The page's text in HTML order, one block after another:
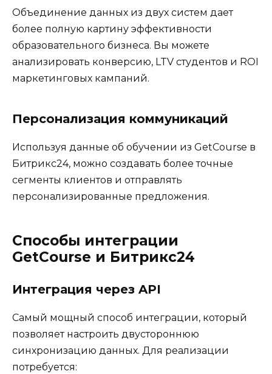
Объединение данных из двух систем дает
более полную картину эффективности
образовательного бизнеса. Вы можете
анализировать конверсию, LTV студентов и ROI
маркетинговых кампаний.
Персонализация коммуникаций
Используя данные об обучении из GetCourse в
Битрикс24, можно создавать более точные
сегменты клиентов и отправлять
персонализированные предложения.
Способы интеграции
GetCourse и Битрикс24
Интеграция через API
Самый мощный способ интеграции, который
позволяет настроить двустороннюю
синхронизацию данных. Для реализации
потребуется: